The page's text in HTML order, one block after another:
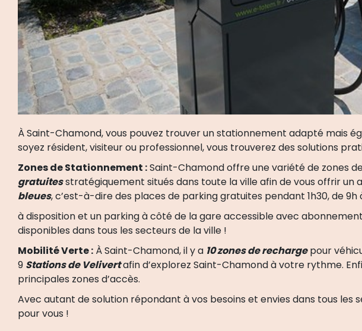
À Saint-Chamond, vous pouvez trouver un stationnement adapté mais
soyez résident, visiteur ou professionnel, vous trouverez des solutions
Zones de Stationnement :Saint-Chamond offre une variété de zones
gratuitesstratégiquement situés dans toute la ville afin de vous offrir
bleues, c’est-à-dire des places de parking gratuites pendant 1h30, de 9h
à disposition et un parking à côté de la gare accessible avec
disponibles dans tous les secteurs de la ville !
Mobilité Verte :À Saint-Chamond, il y a 10 zones de rechargepour
9 Stations de Velivertafin d’explorez Saint-Chamond à votre rythme.
principales zones d’accès.
Avec autant de solution répondant à vos besoins et envies dans tous
pour vous !